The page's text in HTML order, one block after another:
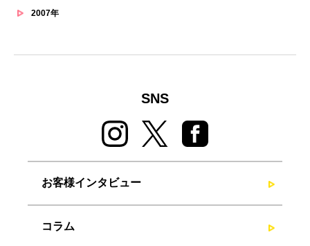
2007年
SNS
お客様インタビュー
コラム